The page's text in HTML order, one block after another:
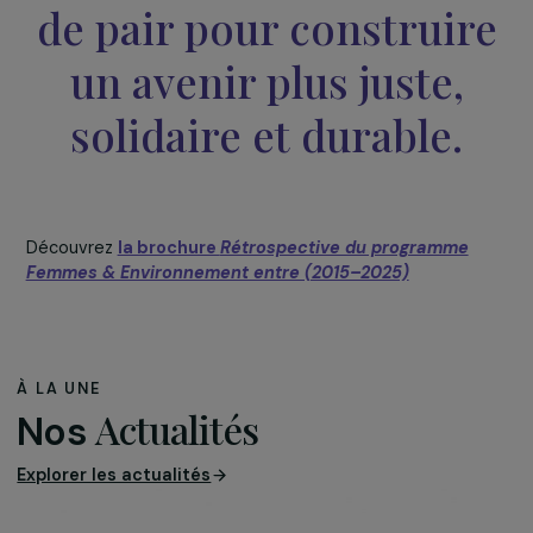
Photographie d’un projet de l’association GRET, réalisée par
l’artiste Floriane de Lassée.
Biennale Photoclimat, l’exposition propose une série
portraits réalisés en Asie et en Amérique latine auprès
Rizières
Engage for a Common Future France
Cette soirée anniversaire a été bien plus qu’une